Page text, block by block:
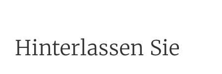
Hinterlassen Sie